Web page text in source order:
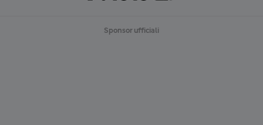
Sponsor ufficiali